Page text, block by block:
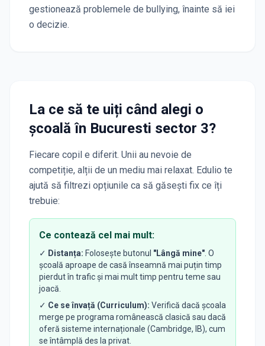
gestionează problemele de bullying, înainte să iei
o decizie.
La ce să te uiți când alegi o
școalăîn Bucuresti sector 3?
Fiecare copil e diferit. Unii au nevoie de
competiție, alții de un mediu mai relaxat. Edulio te
ajută să filtrezi opțiunile ca să găsești fix ce îți
trebuie:
Ce contează cel mai mult:
✓ Distanța: Folosește butonul "Lângă mine" . O
școală aproape de casă înseamnă mai puțin timp
pierdut în trafic și mai mult timp pentru teme sau
joacă.
✓ Ce se învață (Curriculum): Verifică dacă școala
merge pe programa românească clasică sau dacă
oferă sisteme internaționale (Cambridge, IB), cum
se întâmplă des la privat.